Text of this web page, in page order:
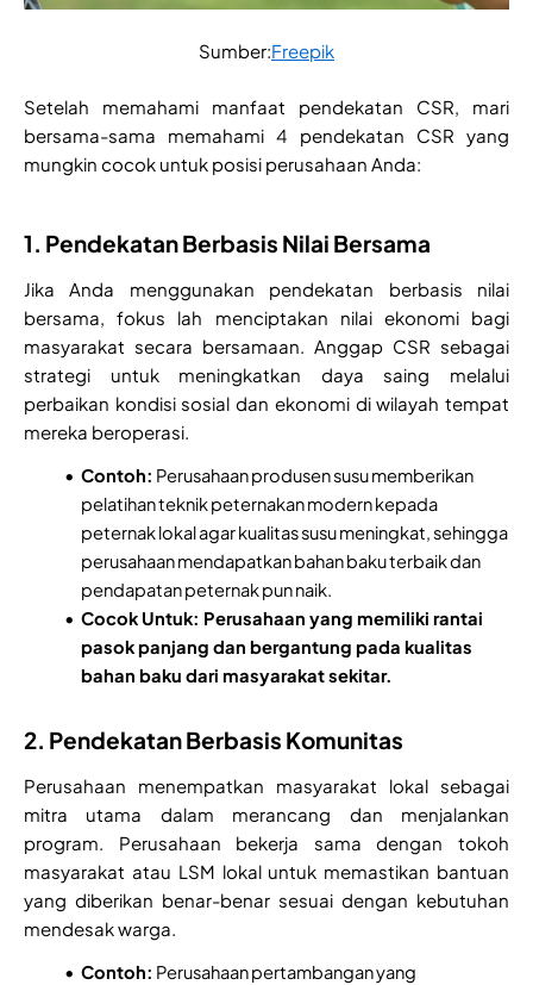
Sumber:Freepik
Setelah memahami manfaat pendekatan CSR, mari
bersama-sama memahami 4 pendekatan CSR yang
mungkin cocok untuk posisi perusahaan Anda:
1. Pendekatan Berbasis Nilai Bersama
Jika Anda menggunakan pendekatan berbasis nilai
bersama, fokus lah menciptakan nilai ekonomi bagi
masyarakat secara bersamaan. Anggap CSR sebagai
strategi untuk meningkatkan daya saing melalui
perbaikan kondisi sosial dan ekonomi di wilayah tempat
mereka beroperasi.
Contoh: Perusahaan produsen susu memberikan
pelatihan teknik peternakan modern kepada
peternak lokal agar kualitas susu meningkat, sehingga
perusahaan mendapatkan bahan baku terbaik dan
pendapatan peternak pun naik.
Cocok Untuk: Perusahaan yang memiliki rantai
pasok panjang dan bergantung pada kualitas
bahan baku dari masyarakat sekitar.
2. Pendekatan Berbasis Komunitas
Perusahaan menempatkan masyarakat lokal sebagai
mitra utama dalam merancang dan menjalankan
program. Perusahaan bekerja sama dengan tokoh
masyarakat atau LSM lokal untuk memastikan bantuan
yang diberikan benar-benar sesuai dengan kebutuhan
mendesak warga.
Contoh: Perusahaan pertambangan yang